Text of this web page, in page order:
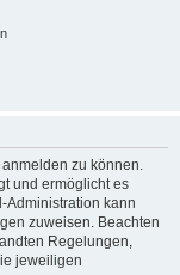
zu können.
und ermöglicht es
Administration kann
zuweisen. Beachten
Regelungen,
jeweiligen